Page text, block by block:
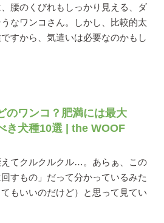
腰のくびれもしっかり見える、ダ
なワンコさん。しかし、比較的太
すから、気遣いは必要なのかもし
のワンコ？肥満には最大
き犬種10選 | the WOOF
てクルクルクル…。あらぁ、この
すもの」だって分かっているみた
もいいのだけど）と思って見てい